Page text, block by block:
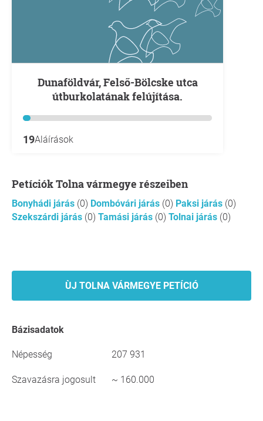
Dunaföldvár, Felső-Bölcske utca
útburkolatának felújítása.
19Aláírások
Petíciók Tolna vármegye részeiben
Bonyhádi járás (0) Dombóvári járás (0) Paksi járás (0)
Szekszárdi járás (0) Tamási járás (0) Tolnai járás (0)
ÙJ TOLNA VÁRMEGYE PETÍCIÓ
Bázisadatok
Népesség 207 931
Szavazásra jogosult ~ 160.000